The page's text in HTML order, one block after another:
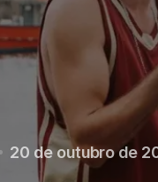
20 de outubro de